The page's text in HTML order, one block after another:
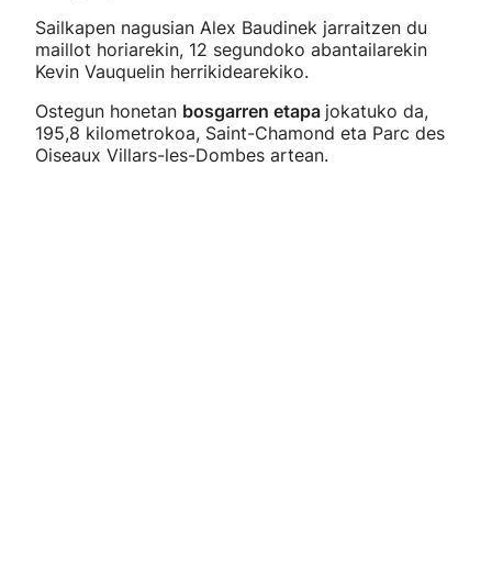
Sailkapen nagusian Alex Baudinek jarraitzen du
maillot horiarekin, 12 segundoko abantailarekin
Kevin Vauquelin herrikidearekiko.
Ostegun honetan bosgarren etapa jokatuko da,
195,8 kilometrokoa, Saint-Chamond eta Parc des
Oiseaux Villars-les-Dombes artean.